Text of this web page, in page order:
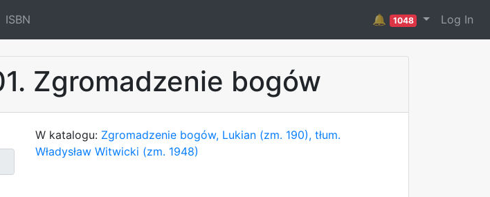
ISBN 🔔 1048 Log In
Zgromadzenie bogów
W katalogu: Zgromadzenie bogów, Lukian (zm. 190), tłum.
Władysław Witwicki (zm. 1948)